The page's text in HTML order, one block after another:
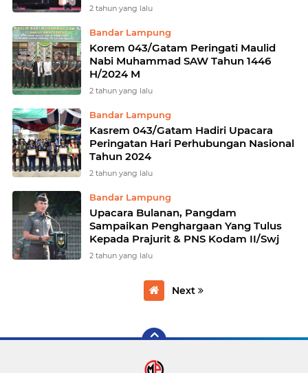
2 tahun yang lalu
Bandar Lampung
Korem 043/Gatam Peringati Maulid
Nabi Muhammad SAW Tahun 1446
H/2024 M
2 tahun yang lalu
Bandar Lampung
Kasrem 043/Gatam Hadiri Upacara
Peringatan Hari Perhubungan Nasional
Tahun 2024
2 tahun yang lalu
Bandar Lampung
Upacara Bulanan, Pangdam
Sampaikan Penghargaan Yang Tulus
Kepada Prajurit & PNS Kodam II/Swj
2 tahun yang lalu
Next